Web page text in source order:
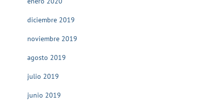
diciembre 2019
noviembre 2019
agosto 2019
julio 2019
junio 2019